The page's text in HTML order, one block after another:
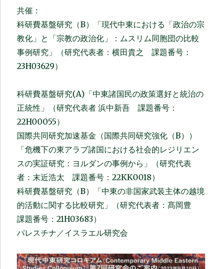
共催：
科研費基盤研究（B）「現代中東における「政治の宗
教化」と「宗教の政治化」：ムスリム同胞団の比較
事例研究」（研究代表者：横田貴之 課題番号：
23H03629）
科研費基盤研究(A)「中東諸国民の政策選好と統治の
正統性」（研究代表者 浜中新吾 課題番号：
22H00055）
国際共同研究加速基金（国際共同研究強化（B））
「危機下の東アラブ諸国における社会的レジリエン
スの実証研究：ヨルダンの事例から」（研究代表
者：末近浩太 課題番号：22KK0018）
科研費基盤研究（B）「中東の非国家武装主体の越境
的活動に関する比較研究」（研究代表者：髙岡豊
課題番号：21H03683）
パレスチナ／イスラエル研究会